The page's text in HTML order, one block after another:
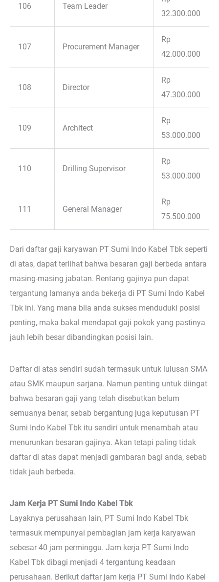
106 Team Leader
32.300.000
107 Procurement Manager
Rp
42.000.000
108 Director
Rp
47.300.000
109 Architect
Rp
53.000.000
110 Drilling Supervisor
Rp
53.000.000
111 General Manager
Rp
75.500.000
Dari daftar gaji karyawan PT Sumi Indo Kabel Tbk seperti
di atas, dapat terlihat bahwa besaran gaji berbeda antara
masing-masing jabatan. Rentang gajinya pun dapat
tergantung lamanya anda bekerja di PT Sumi Indo Kabel
Tbk ini. Yang mana bila anda sukses menduduki posisi
penting, maka bakal mendapat gaji pokok yang pastinya
jauh lebih besar dibandingkan posisi lain.
Daftar di atas sendiri sudah termasuk untuk lulusan SMA
atau SMK maupun sarjana. Namun penting untuk diingat
bahwa besaran gaji yang telah disebutkan belum
semuanya benar, sebab bergantung juga keputusan PT
Sumi Indo Kabel Tbk itu sendiri untuk menambah atau
menurunkan besaran gajinya. Akan tetapi paling tidak
daftar di atas dapat menjadi gambaran bagi anda, sebab
tidak jauh berbeda.
Jam Kerja PT Sumi Indo Kabel Tbk
Layaknya perusahaan lain, PT Sumi Indo Kabel Tbk
termasuk mempunyai pembagian jam kerja karyawan
sebesar 40 jam perminggu. Jam kerja PT Sumi Indo
Kabel Tbk dibagi menjadi 4 tergantung keadaan
perusahaan. Berikut daftar jam kerja PT Sumi Indo Kabel